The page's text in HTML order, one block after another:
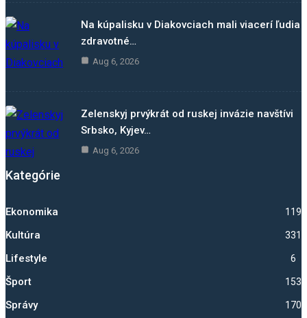
Na kúpalisku v Diakovciach mali viacerí ľudia
zdravotné…
Aug 6, 2026
Zelenskyj prvýkrát od ruskej invázie navštívi
Srbsko, Kyjev…
Aug 6, 2026
Kategórie
Ekonomika 1192
Kultúra 331
Lifestyle 6
Šport 1530
Správy